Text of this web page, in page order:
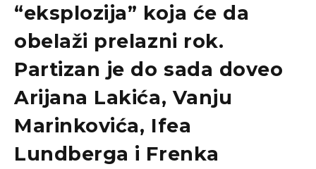
“eksplozija” koja će da
obelaži prelazni rok.
Partizan je do sada doveo
Arijana Lakića, Vanju
Marinkovića, Ifea
Lundberga i Frenka